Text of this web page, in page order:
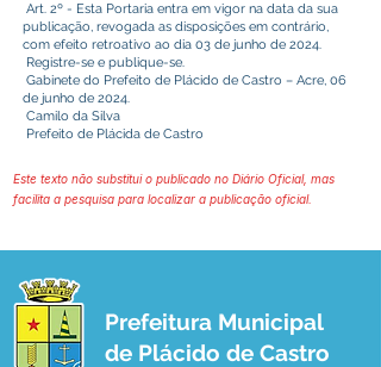
Art. 2º - Esta Portaria entra em vigor na data da sua
publicação, revogada as disposições em contrário,
com efeito retroativo ao dia 03 de junho de 2024.
Registre-se e publique-se.
Gabinete do Prefeito de Plácido de Castro – Acre, 06
de junho de 2024.
Camilo da Silva
Prefeito de Plácida de Castro
Este texto não substitui o publicado no Diário Oficial, mas
facilita a pesquisa para localizar a publicação oficial.
Prefeitura Municipal
de Plácido de Castro